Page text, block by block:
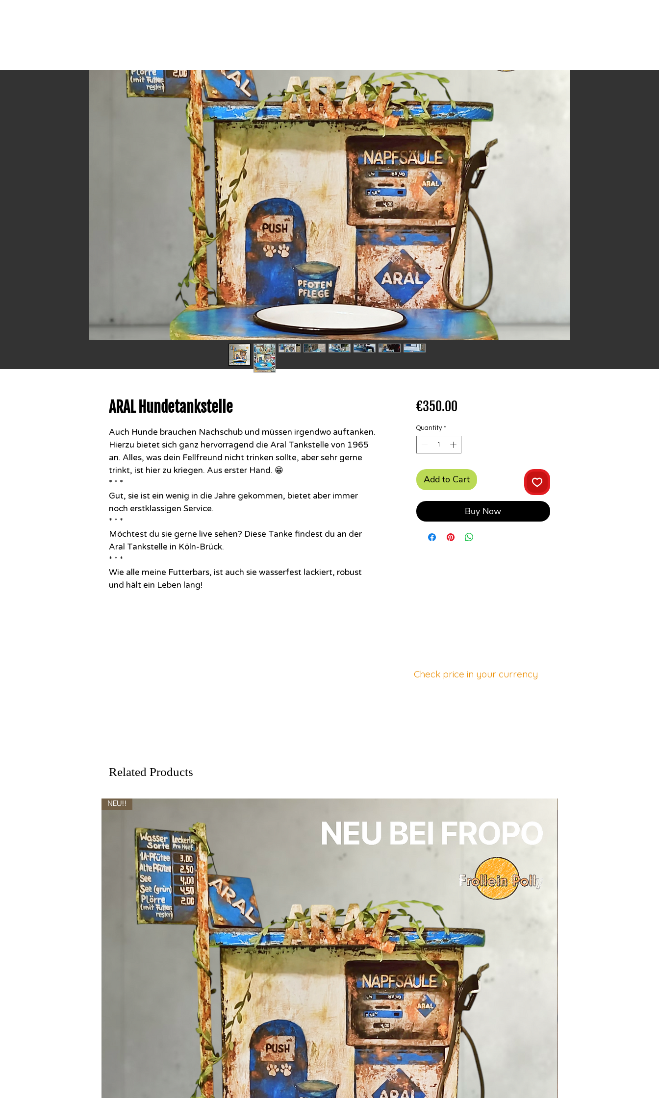
ARAL Hundetankstelle
Auch Hunde brauchen Nachschub und müssen irgendwo auftanken.
Hierzu bietet sich ganz hervorragend die Aral Tankstelle von 1965
an. Alles, was dein Fellfreund nicht trinken sollte, aber sehr gerne
trinkt, ist hier zu kriegen. Aus erster Hand. 😁
* * *
Gut, sie ist ein wenig in die Jahre gekommen, bietet aber immer
noch erstklassigen Service.
* * *
Möchtest du sie gerne live sehen? Diese Tanke findest du an der
Aral Tankstelle in Köln-Brück.
* * *
Wie alle meine Futterbars, ist auch sie wasserfest lackiert, robust
und hält ein Leben lang!
€350.00Price
Quantity *
Add to Cart
Buy Now
Check price in your currency
Related Products
NEU!!